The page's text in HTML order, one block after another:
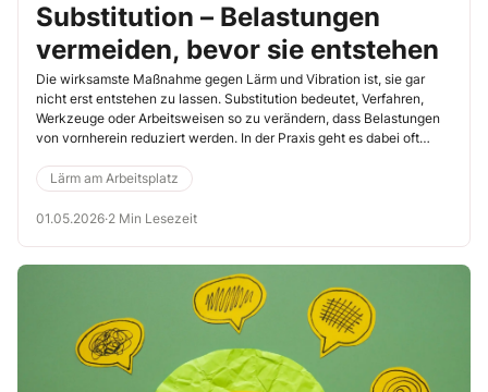
Substitution – Belastungen
vermeiden, bevor sie entstehen
Die wirksamste Maßnahme gegen Lärm und Vibration ist, sie gar
nicht erst entstehen zu lassen. Substitution bedeutet, Verfahren,
Werkzeuge oder Arbeitsweisen so zu verändern, dass Belastungen
von vornherein reduziert werden. In der Praxis geht es dabei oft
Tätigkeit tatsächlich ausgeführt?
Lärm am Arbeitsplatz
01.05.2026·2 Min Lesezeit